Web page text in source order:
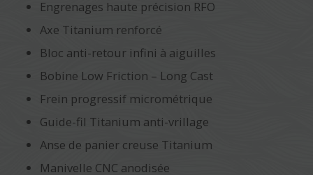
Engrenages haute précision RFO
Axe Titanium renforcé
Bloc anti-retour infini à aiguilles
Bobine Low Friction – Long Cast
Frein progressif micrométrique
Guide-fil Titanium anti-vrillage
Anse de panier creuse Titanium
Manivelle CNC anodisée